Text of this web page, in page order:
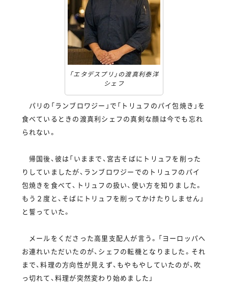
「エタデスプリ」の渡真利泰洋
シェフ
パリの「ランブロワジー」で「トリュフのパイ包焼き」を
食べているときの渡真利シェフの真剣な顔は今でも忘れ
られない。
帰国後、彼は「いままで、宮古そばにトリュフを削った
りしていましたが、ランブロワジーでのトリュフのパイ
包焼きを食べて、トリュフの扱い、使い方を知りました。
もう２度と、そばにトリュフを削ってかけたりしません」
と誓っていた。
メールをくださった高里支配人が言う。「ヨーロッパへ
お連れいただいたのが、シェフの転機となりました。それ
まで、料理の方向性が見えず、もやもやしていたのが、吹
っ切れて、料理が突然変わり始めました」